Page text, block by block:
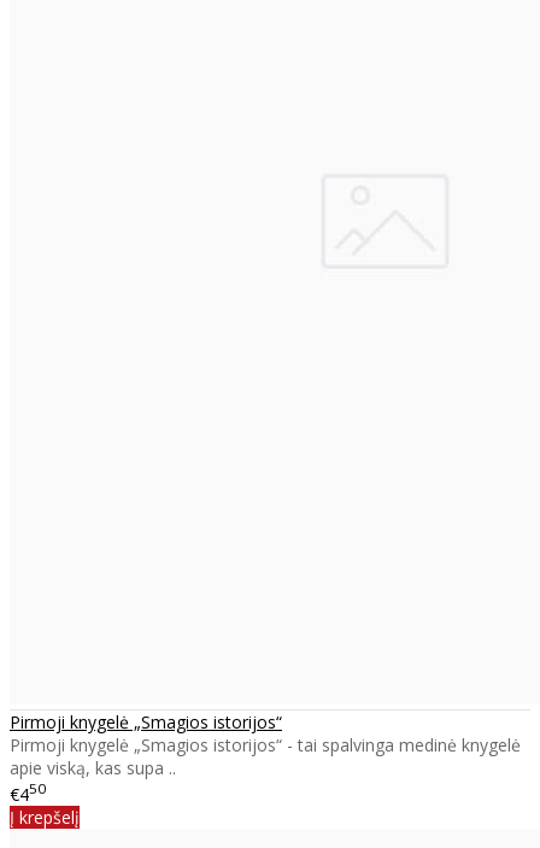
Pirmoji knygelė „Smagios istorijos“
Pirmoji knygelė „Smagios istorijos“ - tai spalvinga medinė knygelė
apie viską, kas supa ..
€450
Į krepšelį